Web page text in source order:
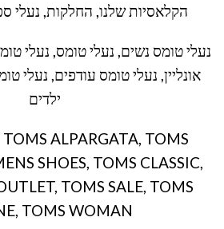
הקלאסיות שלנו, החלקות, נעלי
נעלי טומס נשים, נעלי טומס, נעלי
אונליין, נעלי טומס עודפים, נעלי
ילדים
TOMS ALPARGATA, TOMS
SHOES, TOMS CLASSIC,
TOMS SALE, TOMS
TOMS WOMAN